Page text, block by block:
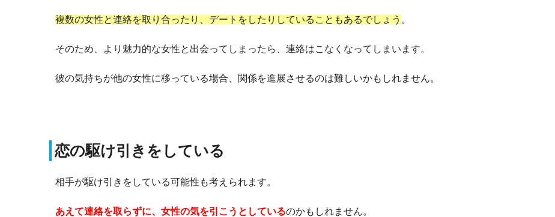
複数の女性と連絡を取り合ったり、デートをしたりしていることもあるでしょう 。
そのため、より魅力的な女性と出会ってしまったら、連絡はこなくなってしまいます。
彼の気持ちが他の女性に移っている場合、関係を進展させるのは難しいかもしれません。
恋の駆け引きをしている
相手が駆け引きをしている可能性も考えられます。
あえて連絡を取らずに、女性の気を引こうとしているのかもしれません。